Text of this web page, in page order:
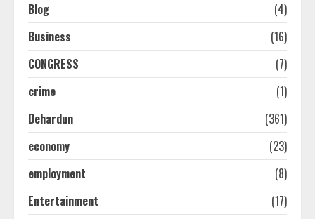
Blog
(4)
Business
(16)
CONGRESS
(7)
crime
(1)
Dehardun
(361)
economy
(23)
employment
(8)
Entertainment
(17)